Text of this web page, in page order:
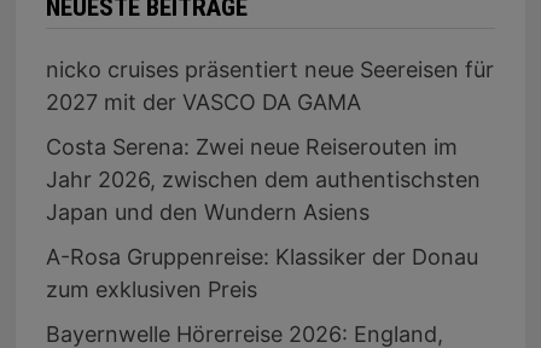
NEUESTE BEITRÄGE
nicko cruises präsentiert neue Seereisen für
2027 mit der VASCO DA GAMA
Costa Serena: Zwei neue Reiserouten im
Jahr 2026, zwischen dem authentischsten
Japan und den Wundern Asiens
A-Rosa Gruppenreise: Klassiker der Donau
zum exklusiven Preis
Bayernwelle Hörerreise 2026: England,